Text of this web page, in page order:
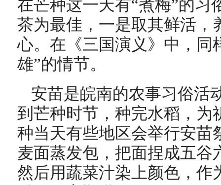
在芒种这一天有“煮梅”的习
茶为最佳，一是取其鲜活，
心。在《三国演义》中，同
雄”的情节。
安苗是皖南的农事习俗活
到芒种时节，种完水稻，为
种当天有些地区会举行安苗
麦面蒸发包，把面捏成五谷
然后用蔬菜汁染上颜色，作